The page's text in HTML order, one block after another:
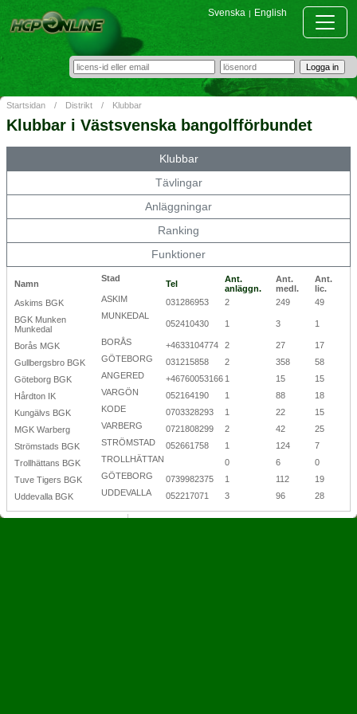
Svenska | English
Startsidan / Distrikt / Klubbar
Klubbar i Västsvenska bangolfförbundet
Klubbar
Tävlingar
Anläggningar
Ranking
Funktioner
Namn
Stad
Tel
Ant.
anläggn.
Ant.
medl.
Ant.
lic.
Askims BGK
ASKIM 031286953 2 249
49
BGK Munken
Munkedal
MUNKEDAL
052410430
1 3 1
Borås MGK BORÅS +4633104774 2 27
17
Gullbergsbro BGK
GÖTEBORG 031215858 2 358
58
Göteborg BGK
ANGERED +46760053166 1 15
15
Hårdton IK
VARGÖN 052164190 1 88
18
Kungälvs BGK
KODE 0703328293 1 22
15
MGK Warberg
VARBERG 0721808299 2 42
25
Strömstads BGK
STRÖMSTAD 052661758 1 124
7
Trollhättans BGK
TROLLHÄTTAN 0 6
0
Tuve Tigers BGK
GÖTEBORG 0739982375 1 112
19
Uddevalla BGK
UDDEVALLA 052217071 3 96 28